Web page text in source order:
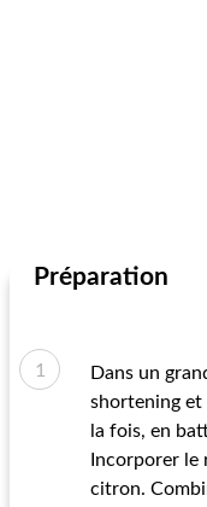
Préparation
Dans un
shortening
la fois, en
Incorporer
citron.